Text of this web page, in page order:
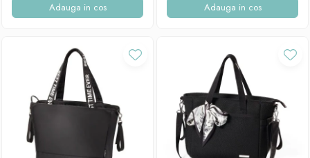
Adauga in cos Adauga in cos